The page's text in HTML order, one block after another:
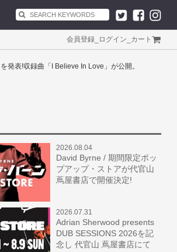
会員登録 ログイン カート
発表!収録曲「I Believe In Love」が公開。
2026.08.04
David Byrne / 期間限定ポッ
プアップ・ストアが代官山
蔦屋書店で開催決定!
2026.07.31
Adrian Sherwood presents
DUB SESSIONS 2026を記
念し 代官山 蔦屋書店にて